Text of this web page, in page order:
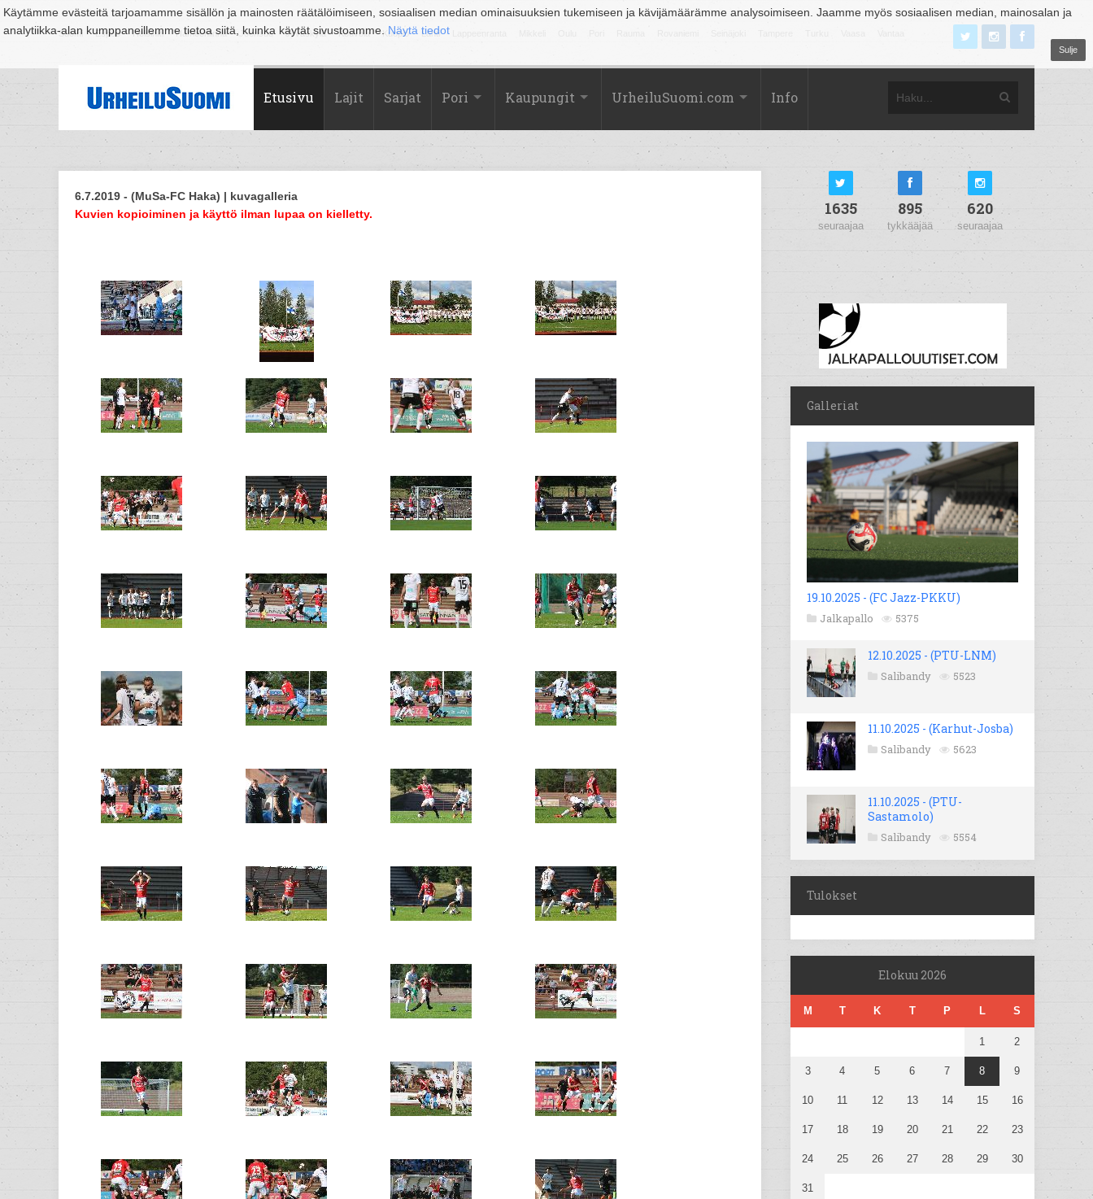
Käytämme evästeitä tarjoamamme sisällön ja mainosten räätälöimiseen, sosiaalisen median ominaisuuksien tukemiseen ja kävijämäärämme analysoimiseen. Jaamme myös sosiaalisen median, mainosalan ja
analytiikka-alan kumppaneillemme tietoa siitä, kuinka käytät sivustoamme. Näytä tiedot
Sulje
Suomi Espoo Helsinki Hämeenlinna Joensuu Jyväskylä Kouvola Kuopio Lahti
Etusivu Lajit Sarjat Pori Kaupungit UrheiluSuomi.com Info
6.7.2019 - (MuSa-FC Haka) | kuvagalleria
Kuvien kopioiminen ja käyttö ilman lupaa on kielletty.
1635
seuraajaa
895
tykkääjää
620
seuraajaa
Galleriat
19.10.2025 - (FC Jazz-PKKU)
Jalkapallo 5375
12.10.2025 - (PTU-LNM)
Salibandy 5523
11.10.2025 - (Karhut-Josba)
Salibandy 5623
11.10.2025 - (PTU-
Sastamolo)
Salibandy 5554
Tulokset
Elokuu 2026
M T K T P L S
1 2
3 4 5 6 7 8 9
10 11 12 13 14 15 16
17 18 19 20 21 22 23
24 25 26 27 28 29 30
31